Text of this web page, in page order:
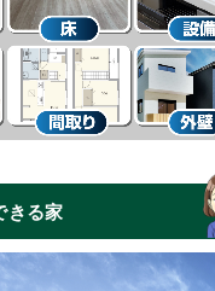
きる家